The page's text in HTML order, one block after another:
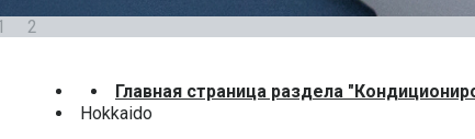
2
Главная страница раздела
Hokkaido